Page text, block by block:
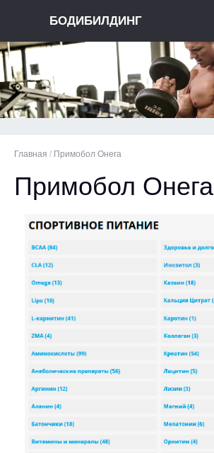
БОДИБИЛДИНГ
Главная / Примобол Онега
Примобол Онега